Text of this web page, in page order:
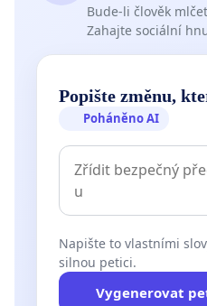
Bude-li člověk
Zahajte sociální
Popište změnu,
Poháněno AI
Napište to vlastními
silnou petici.
Vygenerovat